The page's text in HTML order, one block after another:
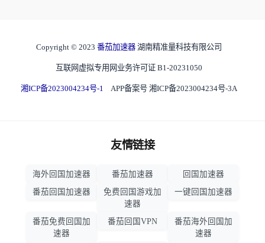
Copyright © 2023 番茄加速器 湖南精准量科技有限公司
互联网虚拟专用网业务许可证 B1-20231050
湘ICP备2023004234号-1 APP备案号 湘ICP备2023004234号-3A
友情链接
海外回国加速器 番茄加速器
回国加速器
番茄回国加速器
免费回国游戏加
速器
一键回国加速器
番茄免费回国加
速器
番茄回国VPN
番茄海外回国加
速器